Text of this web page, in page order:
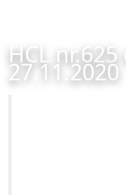
HCL
27.11.2020